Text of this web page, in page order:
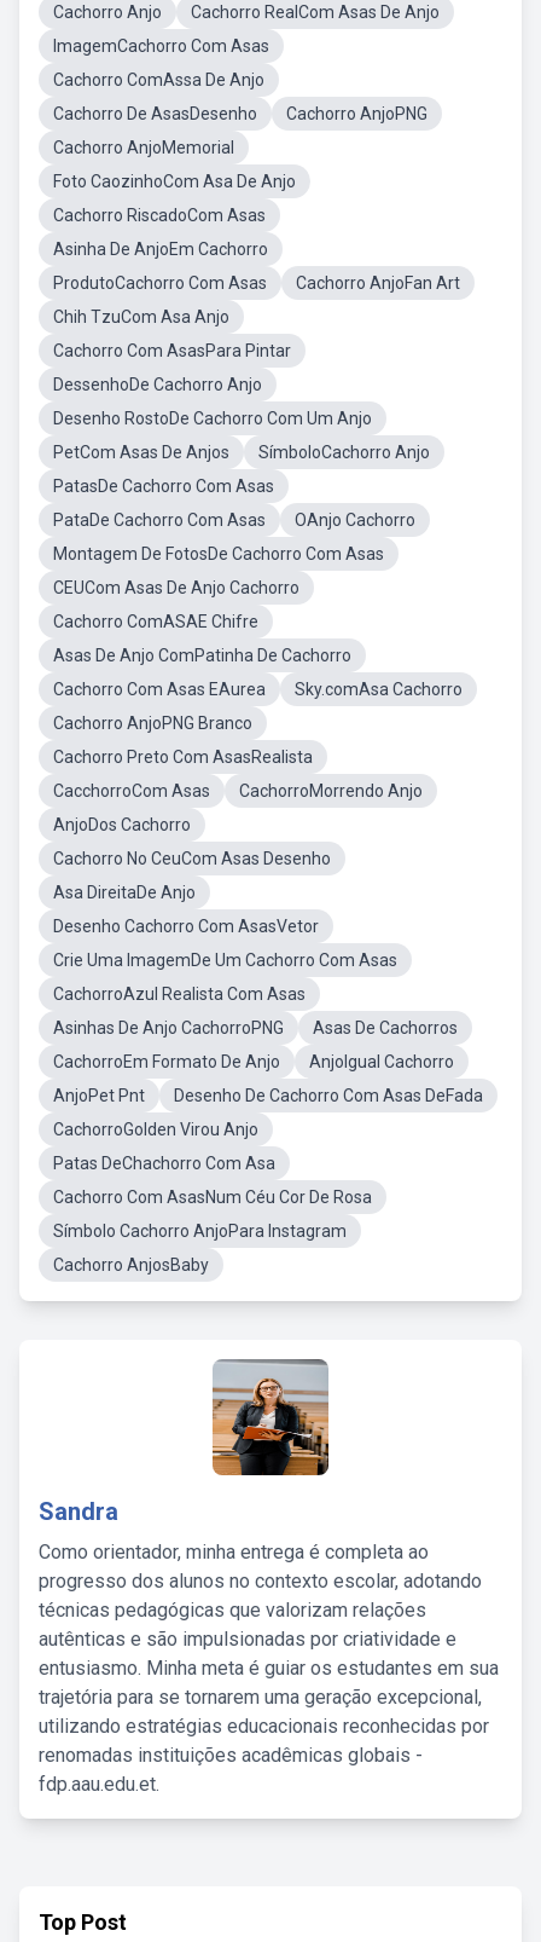
Cachorro Anjo
Cachorro RealCom Asas De Anjo
ImagemCachorro Com Asas
Cachorro ComAssa De Anjo
Cachorro De AsasDesenho
Cachorro AnjoPNG
Cachorro AnjoMemorial
Foto CaozinhoCom Asa De Anjo
Cachorro RiscadoCom Asas
Asinha De AnjoEm Cachorro
ProdutoCachorro Com Asas
Cachorro AnjoFan Art
Chih TzuCom Asa Anjo
Cachorro Com AsasPara Pintar
DessenhoDe Cachorro Anjo
Desenho RostoDe Cachorro Com Um Anjo
PetCom Asas De Anjos
SímboloCachorro Anjo
PatasDe Cachorro Com Asas
PataDe Cachorro Com Asas
OAnjo Cachorro
Montagem De FotosDe Cachorro Com Asas
CEUCom Asas De Anjo Cachorro
Cachorro ComASAE Chifre
Asas De Anjo ComPatinha De Cachorro
Cachorro Com Asas EAurea
Sky.comAsa Cachorro
Cachorro AnjoPNG Branco
Cachorro Preto Com AsasRealista
CacchorroCom Asas
CachorroMorrendo Anjo
AnjoDos Cachorro
Cachorro No CeuCom Asas Desenho
Asa DireitaDe Anjo
Desenho Cachorro Com AsasVetor
Crie Uma ImagemDe Um Cachorro Com Asas
CachorroAzul Realista Com Asas
Asinhas De Anjo CachorroPNG
Asas De Cachorros
CachorroEm Formato De Anjo
AnjoIgual Cachorro
AnjoPet Pnt
Desenho De Cachorro Com Asas DeFada
CachorroGolden Virou Anjo
Patas DeChachorro Com Asa
Cachorro Com AsasNum Céu Cor De Rosa
Símbolo Cachorro AnjoPara Instagram
Cachorro AnjosBaby
Sandra
Como orientador, minha entrega é completa ao
progresso dos alunos no contexto escolar, adotando
técnicas pedagógicas que valorizam relações
autênticas e são impulsionadas por criatividade e
entusiasmo. Minha meta é guiar os estudantes em sua
trajetória para se tornarem uma geração excepcional,
utilizando estratégias educacionais reconhecidas por
renomadas instituições acadêmicas globais -
fdp.aau.edu.et.
Top Post